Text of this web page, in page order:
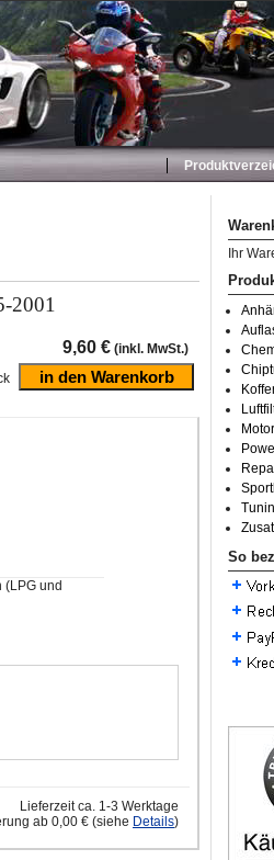
Ihr
So
2001
9,60 € (inkl. MwSt.)
(LPG und
Lieferzeit ca. 1-3 Werktage
ab 0,00 € (siehe Details)